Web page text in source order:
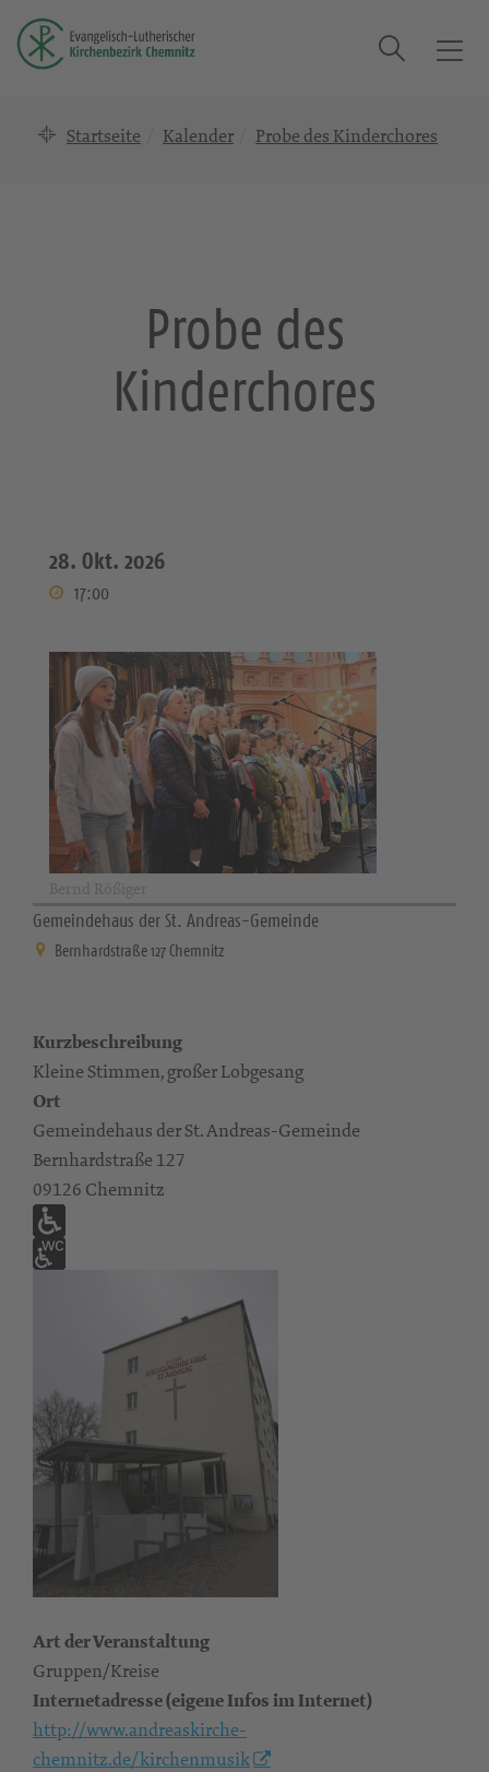
T
Suche
Startseite Kalender Probe des Kinderchores
Probe des
Kinderchores
28. Okt. 2026
17:00
Gemeindehaus der St. Andreas-Gemeinde
Bernhardstraße 127 Chemnitz
Kurzbeschreibung
Kleine Stimmen, großer Lobgesang
Ort
Gemeindehaus der St. Andreas-Gemeinde
Bernhardstraße 127
09126 Chemnitz
Art der Veranstaltung
Gruppen/Kreise
Internetadresse (eigene Infos im Internet)
http://www.andreaskirche-
chemnitz.de/kirchenmusik